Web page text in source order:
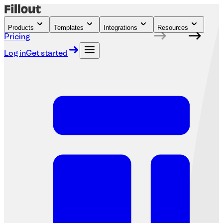
Products Templates Integrations Resources
Pricing
Log inGet started